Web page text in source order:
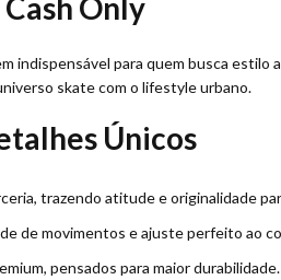
Only
indispensável para quem busca estilo
skate com o lifestyle urbano.
Únicos
trazendo atitude e originalidade
de movimentos e ajuste perfeito ao
pensados para maior durabilidade.